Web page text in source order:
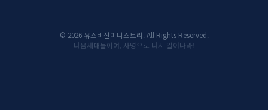
© 2026 유스비전미니스트리. All Rights Reserved.
다음세대들이여, 사명으로 다시 일어나라!